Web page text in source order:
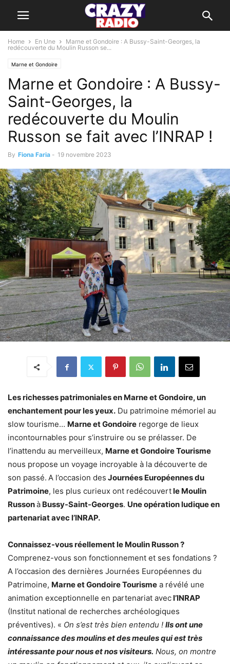
Home En Une
Marne et Gondoire : A Bussy-Saint-Georges, la
redécouverte du Moulin Russon se...
Marne et Gondoire
Marne et Gondoire : A Bussy-
Saint-Georges, la
redécouverte du Moulin
Russon se fait avec l’INRAP !
By Fiona Faria - 19 novembre 2023
Les richesses patrimoniales en Marne et Gondoire, un
enchantement pour les yeux. Du patrimoine mémoriel au
slow tourisme… Marne et Gondoire regorge de lieux
incontournables pour s’instruire ou se prélasser. De
l’inattendu au merveilleux, Marne et Gondoire Tourisme
nous propose un voyage incroyable à la découverte de
son passé. A l’occasion des Journées Européennes du
Patrimoine, les plus curieux ont redécouvertle Moulin
Russonà Bussy-Saint-Georges. Une opération ludique en
partenariat avec l’INRAP.
Connaissez-vous réellement le Moulin Russon ?
Comprenez-vous son fonctionnement et ses fondations ?
A l’occasion des dernières Journées Européennes du
Patrimoine, Marne et Gondoire Tourisme a révélé une
animation exceptionnelle en partenariat avecl’INRAP
(Institut national de recherches archéologiques
préventives). « On s’est très bien entendu ! Ils ont une
connaissance des moulins et des meules qui est très
intéressante pour nous et nos visiteurs. Nous, on montre